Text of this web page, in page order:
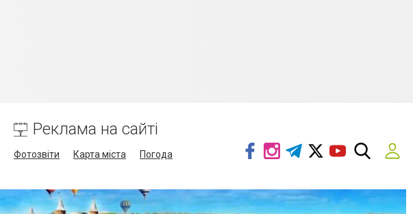
Реклама на сайті
Фотозвіти Карта міста
Погода